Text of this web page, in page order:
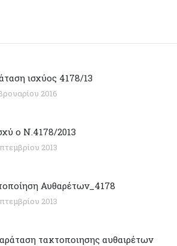
ισχύος 4178/13
2016
ο Ν.4178/2013
2013
Αυθαρέτων_4178
2013
τακτοποιησης αυθαιρέτων